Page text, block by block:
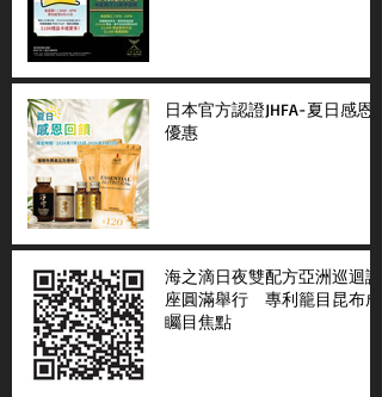
日本官方認證JHFA-夏日感恩
優惠
海之滴日夜雙配方亞洲巡迴講
座圓滿舉行 專利籠目昆布成
矚目焦點